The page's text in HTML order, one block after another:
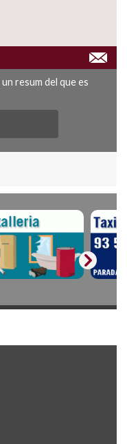
resum del que es